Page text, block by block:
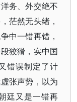
务、外交绝不
茫然无头绪，
中一错再错，
狡猾，实中国
错误制定了计
张声势，以为
廷又是一错再